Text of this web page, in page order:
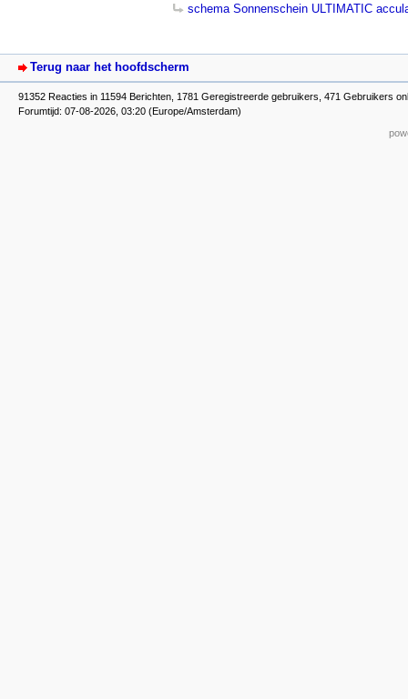
schema Sonnenschein ULTIMATIC
Terug naar het hoofdscherm
91352 Reacties in 11594 Berichten, 1781 Geregistreerde gebruikers, 471 Gebruikers
Forumtijd: 07-08-2026, 03:20 (Europe/Amsterdam)